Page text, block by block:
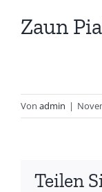
Zaun
Von admin |
Teilen